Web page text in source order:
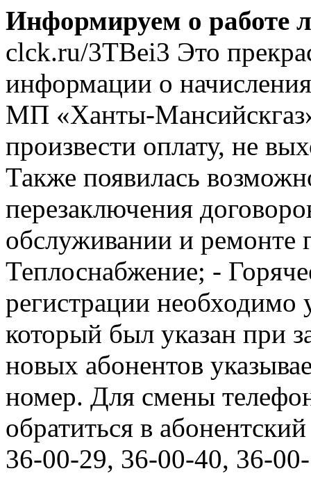
Информируем о работе
clck.ru/3TBei3 Это
информации о
МП «Ханты-
произвести оплату, не
Также появилась
перезаключения
обслуживании и ремонте
Теплоснабжение; -
регистрации необходимо
который был указан при
новых абонентов
номер. Для смены
обратиться в
36-00-29, 36-00-40, 36-